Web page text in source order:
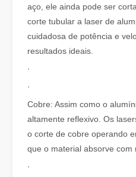
aço, ele ainda pode ser
corte tubular a laser de
cuidadosa de potência e
resultados ideais.
·
·
Cobre: ​​Assim como o
altamente reflexivo. Os
o corte de cobre operando
que o material absorve com
·